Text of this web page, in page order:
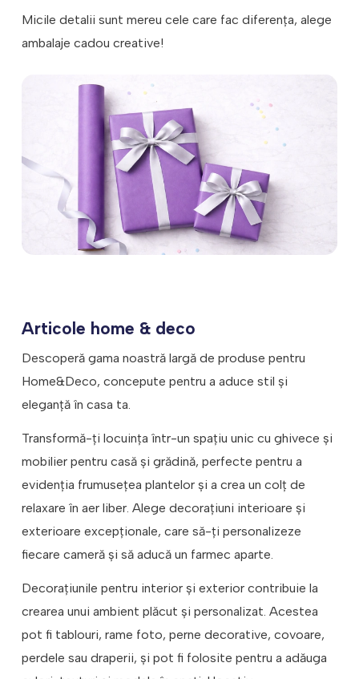
Micile detalii sunt mereu cele care fac diferența, alege
ambalaje cadou creative!
Articole home & deco
Descoperă gama noastră largă de produse pentru
Home&Deco, concepute pentru a aduce stil și
eleganță în casa ta.
Transformă-ți locuința într-un spațiu unic cu ghivece și
mobilier pentru casă și grădină, perfecte pentru a
evidenția frumusețea plantelor și a crea un colț de
relaxare în aer liber. Alege decorațiuni interioare și
exterioare excepționale, care să-ți personalizeze
fiecare cameră și să aducă un farmec aparte.
Decorațiunile pentru interior și exterior contribuie la
crearea unui ambient plăcut și personalizat. Acestea
pot fi tablouri, rame foto, perne decorative, covoare,
perdele sau draperii, și pot fi folosite pentru a adăuga